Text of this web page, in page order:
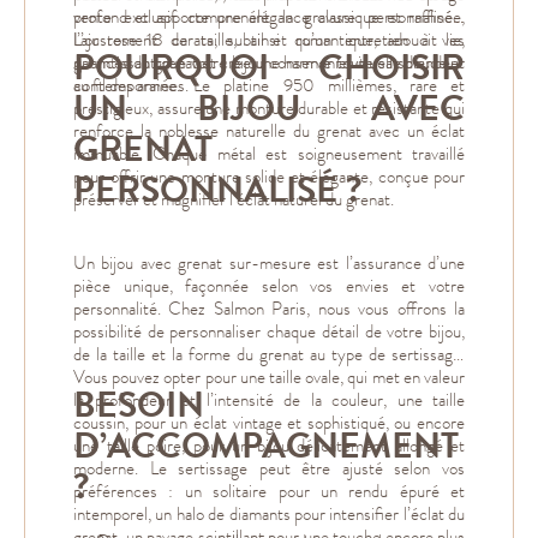
vente exclusif comprenant la gravure personnalisée,
l’ajustement de taille, ainsi qu’un entretien à vie,
garantissant que votre bijou conserve toute sa splendeur
au fil des années.
profond et apporte une élégance classique et raffinée.
L’or rose 18 carats, subtil et romantique, adoucit les
nuances du grenat et crée une harmonie visuelle douce et
contemporaine. Le platine 950 millièmes, rare et
prestigieux, assure une monture durable et résistante qui
renforce la noblesse naturelle du grenat avec un éclat
immuable. Chaque métal est soigneusement travaillé
pour offrir une monture solide et élégante, conçue pour
préserver et magnifier l’éclat naturel du grenat.
POURQUOI CHOISIR
UN BIJOU AVEC
GRENAT
PERSONNALISÉ ?
Un bijou avec grenat sur-mesure est l’assurance d’une
pièce unique, façonnée selon vos envies et votre
personnalité. Chez Salmon Paris, nous vous offrons la
possibilité de personnaliser chaque détail de votre bijou,
de la taille et la forme du grenat au type de sertissage.
Vous pouvez opter pour une taille ovale, qui met en valeur
la profondeur et l’intensité de la couleur, une taille
coussin, pour un éclat vintage et sophistiqué, ou encore
une taille poire, pour un bijou délicatement allongé et
moderne. Le sertissage peut être ajusté selon vos
préférences : un solitaire pour un rendu épuré et
intemporel, un halo de diamants pour intensifier l’éclat du
BESOIN
D’ACCOMPAGNEMENT
?